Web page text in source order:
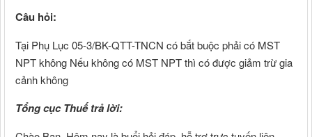
Câu hỏi:
Tại Phụ Lục 05-3/BK-QTT-TNCN có bắt buộc phải có MST
NPT không Nếu không có MST NPT thì có được giảm trừ gia
cảnh không
Tổng cục Thuế trả lời: